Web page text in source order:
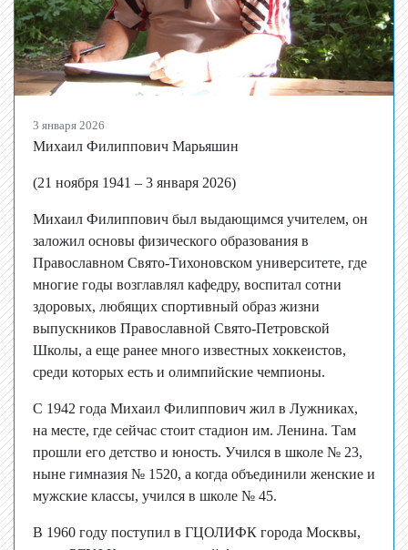
3 января 2026
Михаил Филиппович Марьяшин
(21 ноября 1941 – 3 января 2026)
Михаил Филиппович был выдающимся учителем, он
заложил основы физического образования в
Православном Свято-Тихоновском университете, где
многие годы возглавлял кафедру, воспитал сотни
здоровых, любящих спортивный образ жизни
выпускников Православной Свято-Петровской
Школы, а еще ранее много известных хоккеистов,
среди которых есть и олимпийские чемпионы.
С 1942 года Михаил Филиппович жил в Лужниках,
на месте, где сейчас стоит стадион им. Ленина. Там
прошли его детство и юность. Учился в школе № 23,
ныне гимназия № 1520, а когда объединили женские и
мужские классы, учился в школе № 45.
В 1960 году поступил в ГЦОЛИФК города Москвы,